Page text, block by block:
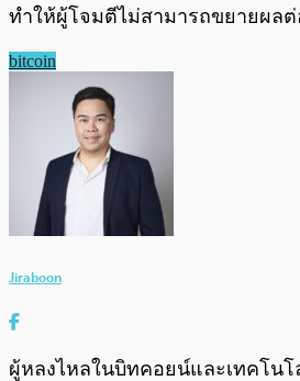
ทำให้ผู้โจมตีไม่สามารถขยายผลต่
bitcoin
Jiraboon
ผู้หลงไหลในบิทคอยน์และเทคโนโ